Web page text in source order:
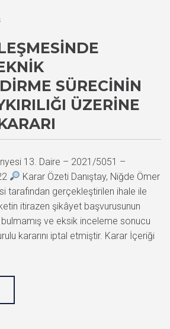
SÜRECININ
ÜZERINE
13. Daire – 2021/5051 –
Karar Özeti Danıştay, Niğde Ömer
tarafından gerçekleştirilen ihale ile
itirazen şikâyet başvurusunun
ve eksik inceleme sonucu
kararını iptal etmiştir. Karar İçeriği